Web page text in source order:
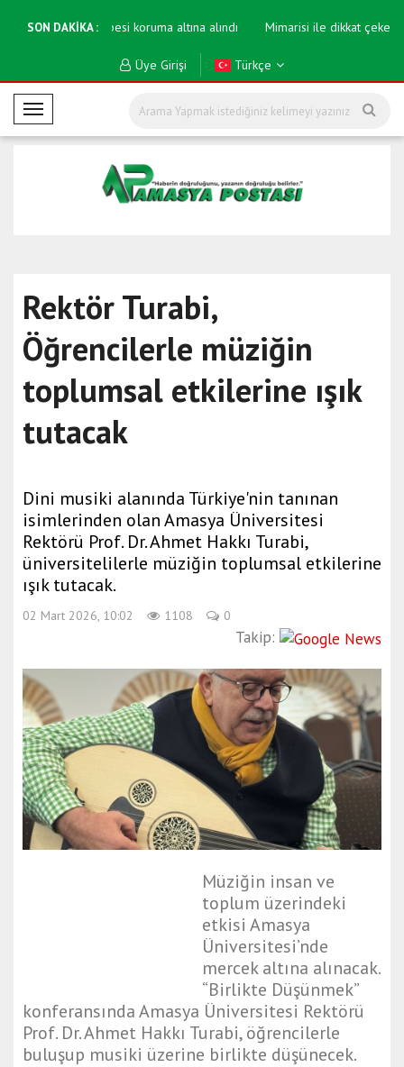
SON DAKİKA :
kaya kitabesi koruma altına alındı Mimarisi ile dikkat çeken caminin
Üye Girişi Türkçe
M
o
Rektör Turabi,
Öğrencilerle müziğin
toplumsal etkilerine ışık
tutacak
Dini musiki alanında Türkiye'nin tanınan
isimlerinden olan Amasya Üniversitesi
Rektörü Prof. Dr. Ahmet Hakkı Turabi,
üniversitelilerle müziğin toplumsal etkilerine
ışık tutacak.
02 Mart 2026, 10:02 1108 0
Takip:
Müziğin insan ve
toplum üzerindeki
etkisi Amasya
Üniversitesi’nde
mercek altına alınacak.
“Birlikte Düşünmek”
konferansında Amasya Üniversitesi Rektörü
Prof. Dr. Ahmet Hakkı Turabi, öğrencilerle
buluşup musiki üzerine birlikte düşünecek.